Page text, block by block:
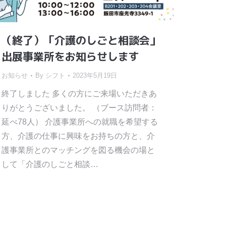
（終了）「介護のしごと相談会」
出展事業所をお知らせします
お知らせ By シフト 2023年5月19日
終了しました 多くの方にご来場いただきあ
りがとうございました。 （ブース訪問者：
延べ78人） 介護事業所への就職を希望する
方、介護の仕事に興味をお持ちの方と、介
護事業所とのマッチングを図る機会の場と
して「介護のしごと相談…